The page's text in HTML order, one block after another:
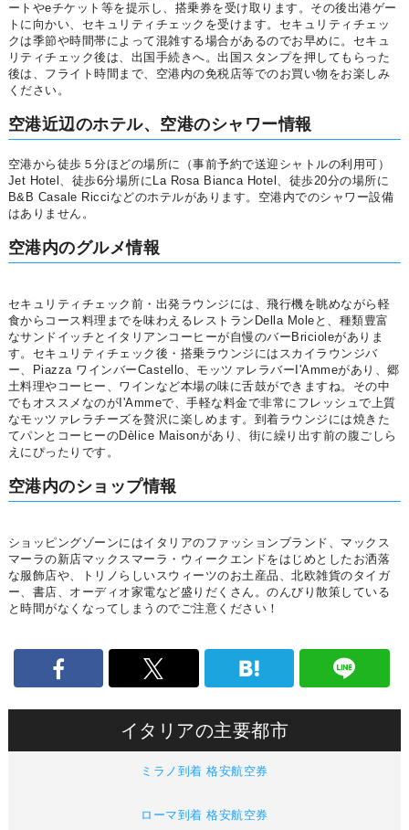
ートやeチケット等を提示し、搭乗券を受け取ります。その後出港ゲー
トに向かい、セキュリティチェックを受けます。セキュリティチェッ
クは季節や時間帯によって混雑する場合があるのでお早めに。セキュ
リティチェック後は、出国手続きへ。出国スタンプを押してもらった
後は、フライト時間まで、空港内の免税店等でのお買い物をお楽しみ
ください。
空港近辺のホテル、空港のシャワー情報
空港から徒歩５分ほどの場所に（事前予約で送迎シャトルの利用可）
Jet Hotel、徒歩6分場所にLa Rosa Bianca Hotel、徒歩20分の場所に
B&B Casale Ricciなどのホテルがあります。空港内でのシャワー設備
はありません。
空港内のグルメ情報
セキュリティチェック前・出発ラウンジには、飛行機を眺めながら軽
食からコース料理までを味わえるレストランDella Moleと、種類豊富
なサンドイッチとイタリアンコーヒーが自慢のバーBricioleがありま
す。セキュリティチェック後・搭乗ラウンジにはスカイラウンジバ
ー、Piazza ワインバーCastello、モッツァレラバーI'Ammeがあり、郷
土料理やコーヒー、ワインなど本場の味に舌鼓ができますね。その中
でもオススメなのがI'Ammeで、手軽な料金で非常にフレッシュで上質
なモッツァレラチーズを贅沢に楽しめます。到着ラウンジには焼きた
てパンとコーヒーのDèlice Maisonがあり、街に繰り出す前の腹ごしら
えにぴったりです。
空港内のショップ情報
ショッピングゾーンにはイタリアのファッションブランド、マックス
マーラの新店マックスマーラ・ウィークエンドをはじめとしたお洒落
な服飾店や、トリノらしいスウィーツのお土産品、北欧雑貨のタイガ
ー、書店、オーディオ家電など盛りだくさん。のんびり散策している
と時間がなくなってしまうのでご注意ください！
イタリアの主要都市
ミラノ到着 格安航空券
ローマ到着 格安航空券